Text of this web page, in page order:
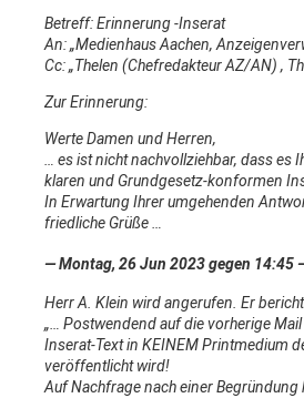
Betreff: Erinnerung -Inserat
An: „Medienhaus Aachen,
Cc: „Thelen (Chefredakteur AZ/AN) ,
Zur Erinnerung:
Werte Damen und Herren,
… es ist nicht nachvollziehbar, dass es
klaren und Grundgesetz-konformen
In Erwartung Ihrer umgehenden
friedliche Grüße …
— Montag, 26 Jun 2023 gegen 14:45
Herr A. Klein wird angerufen. Er
„… Postwendend auf die vorherige
Inserat-Text in KEINEM Printmedium
veröffentlicht wird!
Auf Nachfrage nach einer Begründung